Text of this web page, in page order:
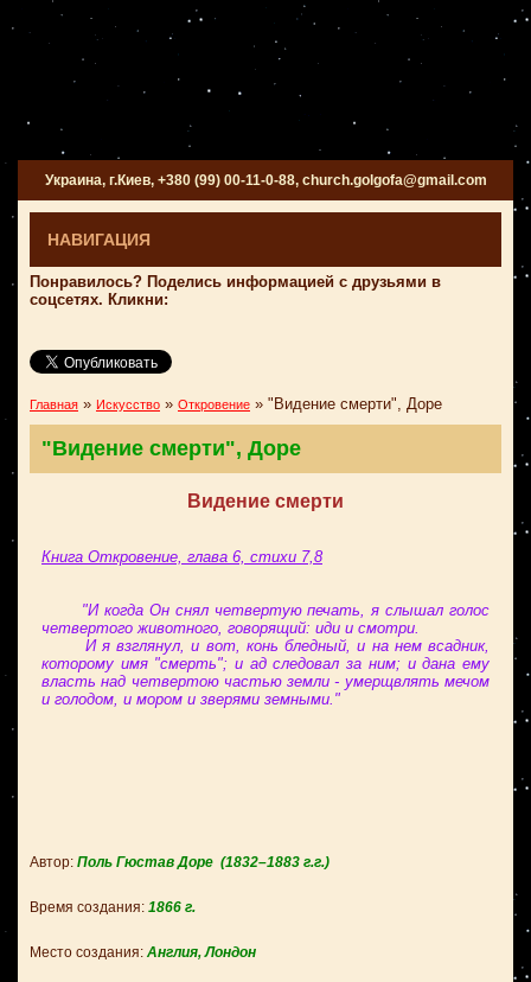
Украина, г.Киев, +380 (99) 00-11-0-88, church.golgofa@gmail.com
НАВИГАЦИЯ
Понравилось? Поделись информацией с друзьями в
соцсетях. Кликни:
Главная » Искусство » Откровение » "Видение смерти", Доре
"Видение смерти", Доре
Видение смерти
Книга Откровение, глава 6, стихи 7,8
"И когда Он снял четвертую печать, я слышал голос
четвертого животного, говорящий: иди и смотри.
И я взглянул, и вот, конь бледный, и на нем всадник,
которому имя "смерть"; и ад следовал за ним; и дана ему
власть над четвертою частью земли - умерщвлять мечом
и голодом, и мором и зверями земными."
Автор: Поль Гюстав Доре (1832–1883 г.г.)
Время создания: 1866 г.
Место создания: Англия, Лондон